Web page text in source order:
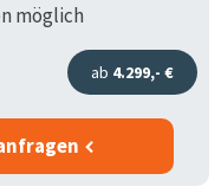
möglich
ab 4.299,- €